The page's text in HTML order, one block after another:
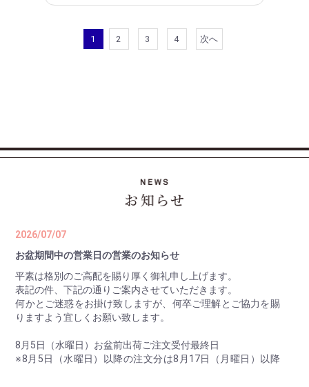
1 2 3 4 次へ
2026/07/07
お盆期間中の営業日の営業のお知らせ
平素は格別のご高配を賜り厚く御礼申し上げます。
表記の件、下記の通りご案内させていただきます。
何かとご迷惑をお掛け致しますが、何卒ご理解とご協力を賜
りますよう宜しくお願い致します。
8月5日（水曜日）お盆前出荷ご注文受付最終日
※8月5日（水曜日）以降の注文分は8月17日（月曜日）以降